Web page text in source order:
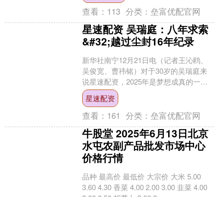
查看： 113 分类： 垒富优配官网
星速配资 吴瑞庭：八年求索
&#32;越过尘封16年纪录
新华社南宁12月21日电（记者王沁鸥、
吴俊宽、曹祎铭）对于30岁的吴瑞庭来
说星速配资，2025年是梦想成真的一
年。八月的全国锦标赛上，他终于实现
了八年前立下的宏....
星速配资
查看： 161 分类： 垒富优配官网
牛股堂 2025年6月13日北京
水屯农副产品批发市场中心
价格行情
品种 最高价 最低价 大宗价 大米 5.00
3.60 4.30 香菜 4.00 2.00 3.00 韭菜 4.00